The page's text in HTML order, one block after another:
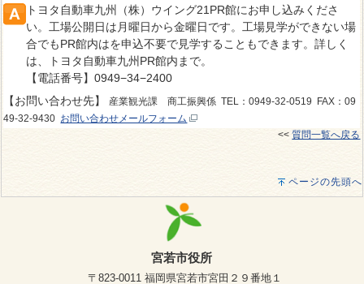
トヨタ自動車九州（株）ウイング21PR館にお申し込みくださ
い。工場公開日は月曜日から金曜日です。工場見学ができない場
合でもPR館内はを申込不要で見学することもできます。詳しく
は、トヨタ自動車九州PR館内まで。
【電話番号】0949−34−2400
【お問い合わせ先】
産業観光課 商工振興係 TEL：0949-32-0519 FAX：09
49-32-9430 お問い合わせメールフォーム
<<質問一覧へ戻る
ページの先頭へ
宮若市役所
〒823-0011 福岡県宮若市宮田２９番地１